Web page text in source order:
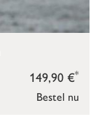
Bestel nu
149,90 €*